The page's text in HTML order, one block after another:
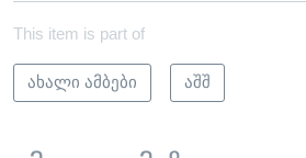
This item is part of
ახალი ამბები აშშ